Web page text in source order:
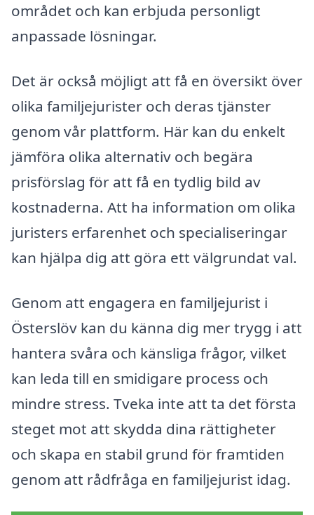
området och kan erbjuda personligt
anpassade lösningar.
Det är också möjligt att få en översikt över
olika familjejurister och deras tjänster
genom vår plattform. Här kan du enkelt
jämföra olika alternativ och begära
prisförslag för att få en tydlig bild av
kostnaderna. Att ha information om olika
juristers erfarenhet och specialiseringar
kan hjälpa dig att göra ett välgrundat val.
Genom att engagera en familjejurist i
Österslöv kan du känna dig mer trygg i att
hantera svåra och känsliga frågor, vilket
kan leda till en smidigare process och
mindre stress. Tveka inte att ta det första
steget mot att skydda dina rättigheter
och skapa en stabil grund för framtiden
genom att rådfråga en familjejurist idag.